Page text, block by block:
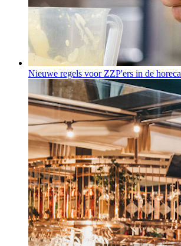
Nieuwe regels voor ZZP'ers in de horeca